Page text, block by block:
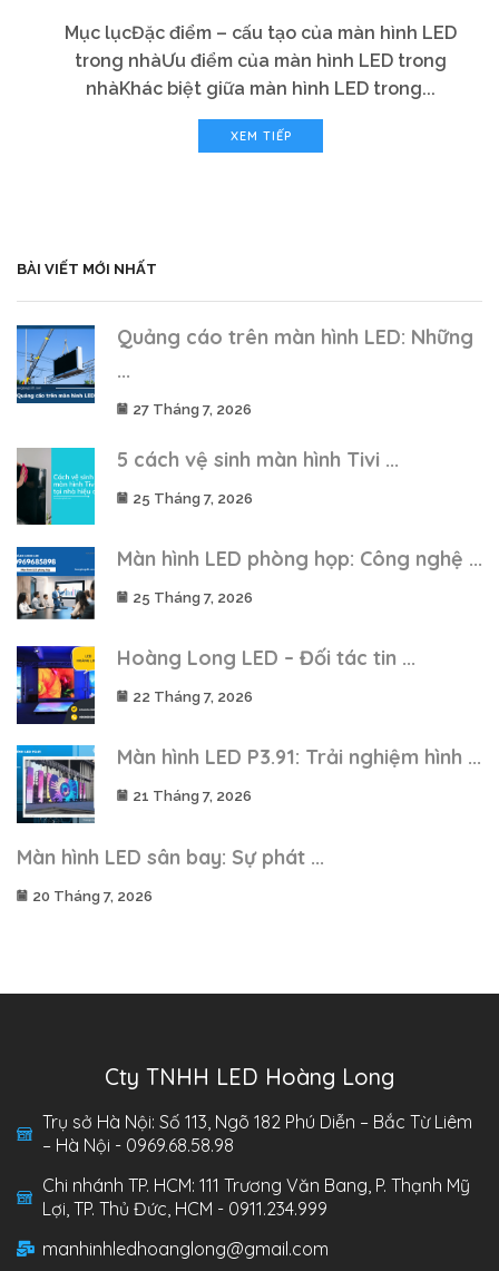
Mục lụcĐặc điểm – cấu tạo của màn hình LED
trong nhàƯu điểm của màn hình LED trong
nhàKhác biệt giữa màn hình LED trong...
XEM TIẾP
BÀI VIẾT MỚI NHẤT
Quảng cáo trên màn hình LED: Những
...
27 Tháng 7, 2026
5 cách vệ sinh màn hình Tivi ...
25 Tháng 7, 2026
Màn hình LED phòng họp: Công nghệ ...
25 Tháng 7, 2026
Hoàng Long LED – Đối tác tin ...
22 Tháng 7, 2026
Màn hình LED P3.91: Trải nghiệm hình ...
21 Tháng 7, 2026
Màn hình LED sân bay: Sự phát ...
20 Tháng 7, 2026
Cty TNHH LED Hoàng Long
Trụ sở Hà Nội: Số 113, Ngõ 182 Phú Diễn – Bắc Từ Liêm
– Hà Nội - 0969.68.58.98
Chi nhánh TP. HCM: 111 Trương Văn Bang, P. Thạnh Mỹ
Lợi, TP. Thủ Đức, HCM - 0911.234.999
manhinhledhoanglong@gmail.com